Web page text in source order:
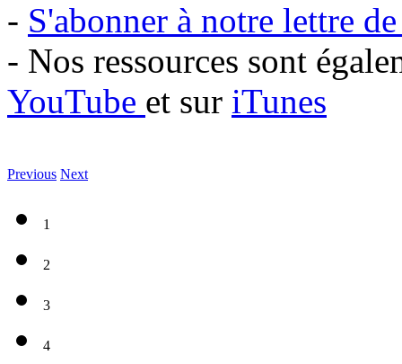
- S'abonner à notre lettre
- Nos ressources sont
YouTube et sur iTunes
Previous Next
1
2
3
4